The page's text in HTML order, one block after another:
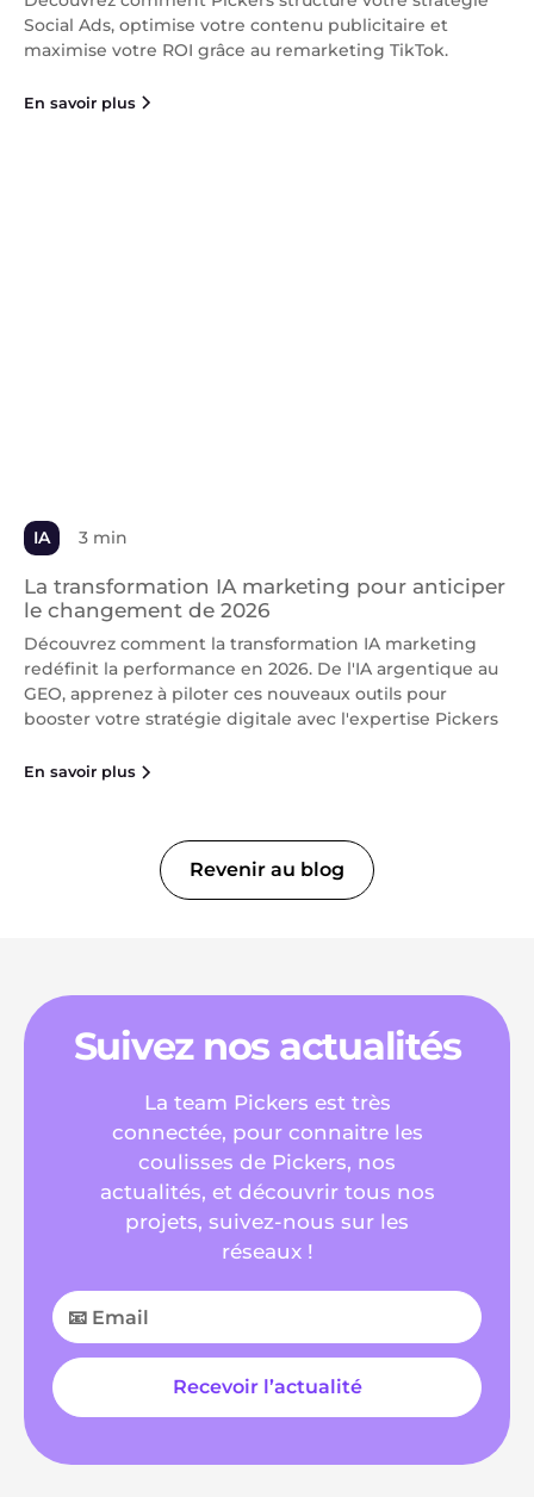
Social Ads, optimise votre contenu publicitaire et
maximise votre ROI grâce au remarketing TikTok.
En savoir plus
IA 3 min
La transformation IA marketing pour anticiper
le changement de 2026
Découvrez comment la transformation IA marketing
redéfinit la performance en 2026. De l'IA argentique au
GEO, apprenez à piloter ces nouveaux outils pour
booster votre stratégie digitale avec l'expertise Pickers
En savoir plus
Revenir au blog
Suivez nos actualités
La team Pickers est très
connectée, pour connaitre les
coulisses de Pickers, nos
actualités, et découvrir tous nos
projets, suivez-nous sur les
réseaux !